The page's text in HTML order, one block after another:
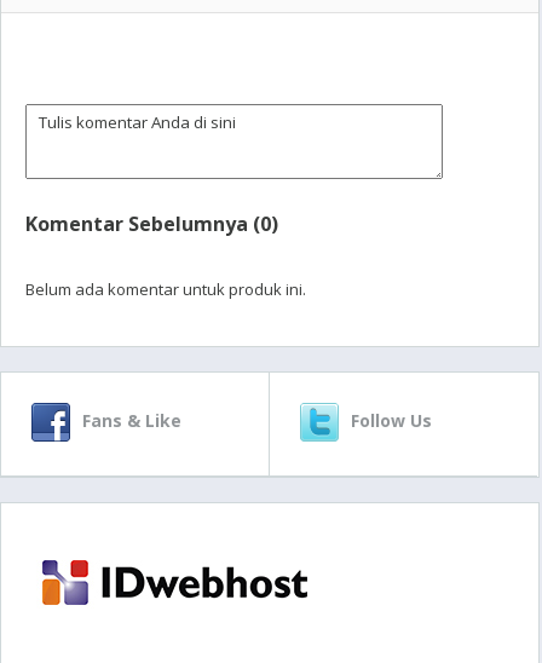
Komentar Sebelumnya (0)
Belum ada komentar untuk produk ini.
Fans & Like Follow Us